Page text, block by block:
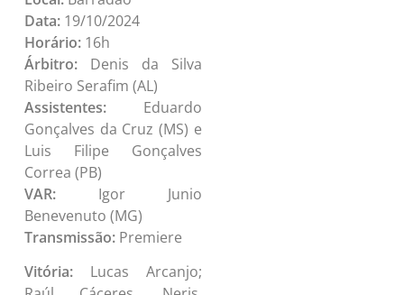
Data: 19/10/2024
Horário: 16h
Árbitro: Denis da Silva
Ribeiro Serafim (AL)
Assistentes: Eduardo
Gonçalves da Cruz (MS) e
Luis Filipe Gonçalves
Correa (PB)
VAR: Igor Junio
Benevenuto (MG)
Transmissão: Premiere
Vitória: Lucas Arcanjo;